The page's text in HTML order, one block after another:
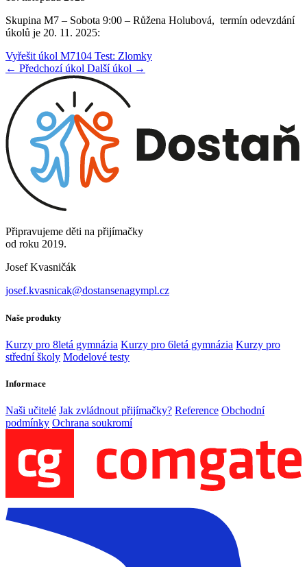
Skupina M7 – Sobota 9:00 – Růžena Holubová, termín odevzdání
úkolů je 20. 11. 2025:
Vyřešit úkol M7104 Test: Zlomky
← Předchozí úkol Další úkol →
Připravujeme děti na přijímačky
od roku 2019.
Josef Kvasničák
josef.kvasnicak@dostansenagympl.cz
Naše produkty
Kurzy pro 8letá gymnázia Kurzy pro 6letá gymnázia Kurzy pro
střední školy Modelové testy
Informace
Naši učitelé Jak zvládnout přijímačky? Reference Obchodní
podmínky Ochrana soukromí